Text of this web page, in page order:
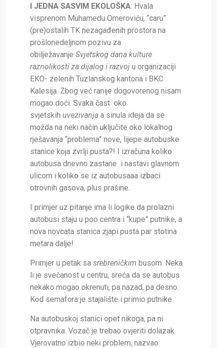
I JEDNA SASVIM EKOLOŠKA: Hvala
visprenom Muhamedu Omeroviću, “caru”
(pre)ostalih TK nezagađenih prostora na
prošlonedeljnom pozivu za
obilježavanje Svjetskog dana kulture
raznolikosti za dijalog i razvoj u organizaciji
EKO- zelenih Tuzlanskog kantona i BKC
Kalesija. Zbog već ranije dogovorenog nisam
mogao doći. Svaka čast oko
svjetskih uvezivanja a sinula ideja da se
možda na neki način uključite oko lokalnog
rješavanja “problema” nove, lijepe autobuske
stanice koja zvrlji pusta?! I izračuna koliko
autobusa dnevno zastane i nastavi glavnom
ulicom i koliko se iz autobusaaa izbaci
otrovnih gasova, plus prašine.
I primjer uz pitanje ima li logike da prolazni
autobusi staju u poo centra i “kupe” putnike, a
nova novcata stanica zjapi pusta par stotina
metara dalje!
Primjer u petak sa srebreničkim busom. Neka
li je svečanost u centru, sreća da se autobus
nekako mogao okrenuti, pa nazad, pa desno.
Kod semafora je stajalište i primio putnike.
Na autobuskoj stanici opet nikoga, pa ni
otpravnika. Vozač je trebao ovjeriti dolazak.
Vjerovatno izbio neki problem, nazvao